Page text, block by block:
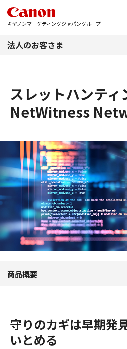
キヤノンマーケティングジャパングループ
法人のお客さま
スレットハンティ
NetWitness
現在のコンテンツ
商品概要
守りのカギは早期発
いとめる